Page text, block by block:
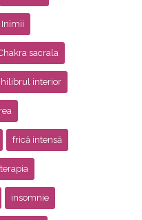
Inimii
sacrala
interior
frică intensă
insomnie